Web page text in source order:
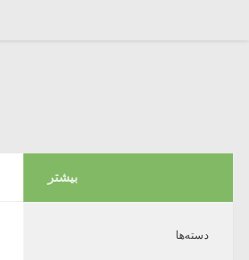
بیشتر
دسته‌ها